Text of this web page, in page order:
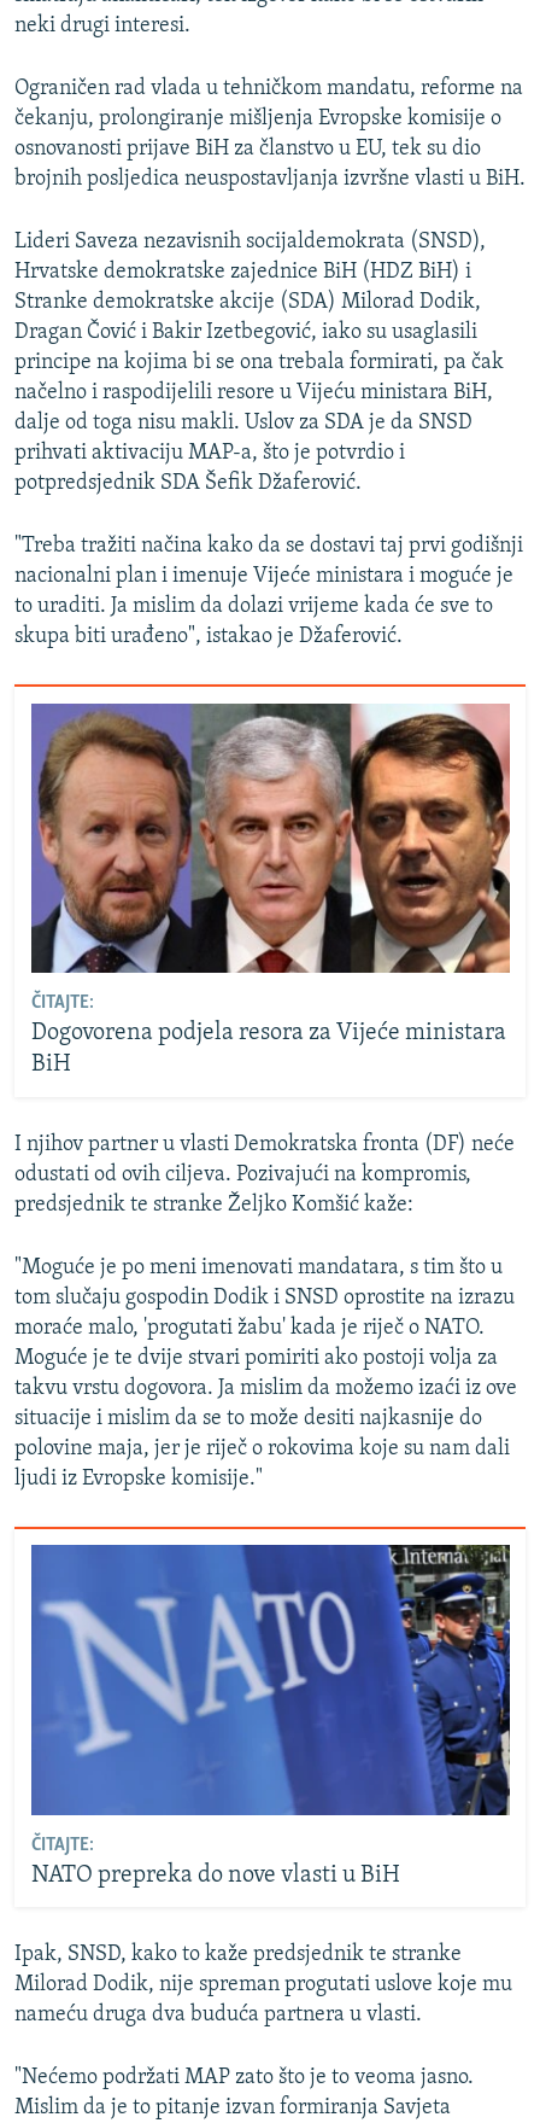
neki drugi interesi.
Ograničen rad vlada u tehničkom mandatu, reforme na
čekanju, prolongiranje mišljenja Evropske komisije o
osnovanosti prijave BiH za članstvo u EU, tek su dio
brojnih posljedica neuspostavljanja izvršne vlasti u BiH.
Lideri Saveza nezavisnih socijaldemokrata (SNSD),
Hrvatske demokratske zajednice BiH (HDZ BiH) i
Stranke demokratske akcije (SDA) Milorad Dodik,
Dragan Čović i Bakir Izetbegović, iako su usaglasili
principe na kojima bi se ona trebala formirati, pa čak
načelno i raspodijelili resore u Vijeću ministara BiH,
dalje od toga nisu makli. Uslov za SDA je da SNSD
prihvati aktivaciju MAP-a, što je potvrdio i
potpredsjednik SDA Šefik Džaferović.
"Treba tražiti načina kako da se dostavi taj prvi godišnji
nacionalni plan i imenuje Vijeće ministara i moguće je
to uraditi. Ja mislim da dolazi vrijeme kada će sve to
skupa biti urađeno", istakao je Džaferović.
ČITAJTE:
Dogovorena podjela resora za Vijeće ministara
BiH
I njihov partner u vlasti Demokratska fronta (DF) neće
odustati od ovih ciljeva. Pozivajući na kompromis,
predsjednik te stranke Željko Komšić kaže:
"Moguće je po meni imenovati mandatara, s tim što u
tom slučaju gospodin Dodik i SNSD oprostite na izrazu
moraće malo, 'progutati žabu' kada je riječ o NATO.
Moguće je te dvije stvari pomiriti ako postoji volja za
takvu vrstu dogovora. Ja mislim da možemo izaći iz ove
situacije i mislim da se to može desiti najkasnije do
polovine maja, jer je riječ o rokovima koje su nam dali
ljudi iz Evropske komisije."
ČITAJTE:
NATO prepreka do nove vlasti u BiH
Ipak, SNSD, kako to kaže predsjednik te stranke
Milorad Dodik, nije spreman progutati uslove koje mu
nameću druga dva buduća partnera u vlasti.
"Nećemo podržati MAP zato što je to veoma jasno.
Mislim da je to pitanje izvan formiranja Savjeta